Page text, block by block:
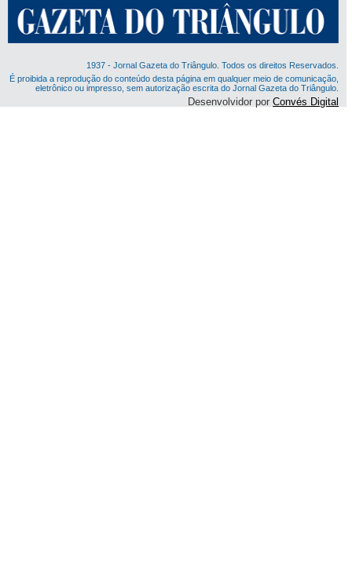
1937 - Jornal Gazeta do Triângulo. Todos os direitos Reservados.
É proibida a reprodução do conteúdo desta página em qualquer meio de comunicação,
eletrônico ou impresso, sem autorização escrita do Jornal Gazeta do Triângulo.
Desenvolvidor porConvés Digital